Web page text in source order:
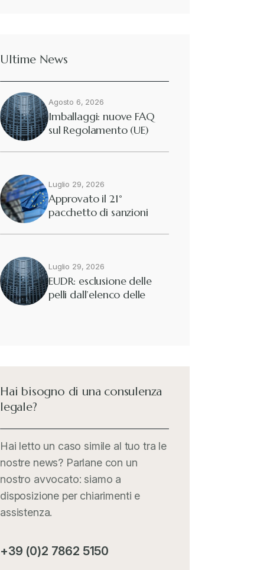
Deforestazione
Diritto tributario internazionale
Dogane
Eutekne
Fisco e tributi
Guide e Manuali
Iva comunitaria e nazionale
MementoPiù - Giuffré
Ultime News
Agosto 6, 2026
Imballaggi: nuove FAQ
sul Regolamento (UE)
Luglio 29, 2026
Approvato il 21°
pacchetto di sanzioni
Luglio 29, 2026
EUDR: esclusione delle
pelli dall’elenco delle
Hai bisogno di una consulenza
legale?
Hai letto un caso simile al tuo tra le
nostre news? Parlane con un
nostro avvocato: siamo a
disposizione per chiarimenti e
assistenza.
+39 (0)2 7862 5150